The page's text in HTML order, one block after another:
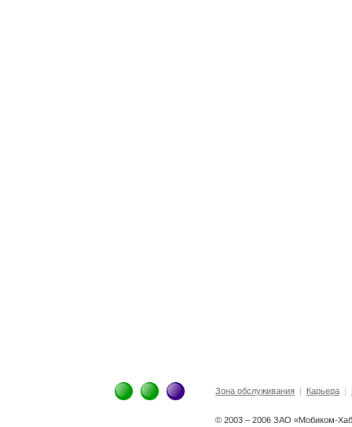
Зона обслуживания| Карьера|
© 2003 – 2006 ЗАО «Мобиком-